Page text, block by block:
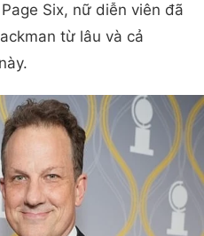
Six, nữ diễn viên đã
từ lâu và cả